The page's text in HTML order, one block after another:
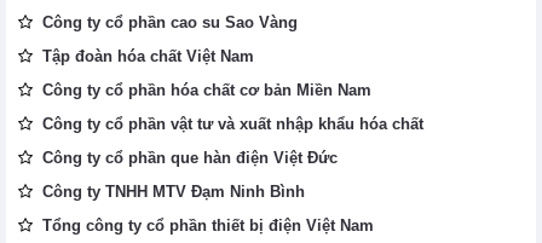
Công ty cổ phần cao su Sao Vàng
Tập đoàn hóa chất Việt Nam
Công ty cổ phần hóa chất cơ bản Miền Nam
Công ty cổ phần vật tư và xuất nhập khẩu hóa chất
Công ty cổ phần que hàn điện Việt Đức
Công ty TNHH MTV Đạm Ninh Bình
Tổng công ty cổ phần thiết bị điện Việt Nam